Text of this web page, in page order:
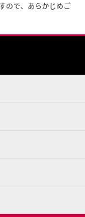
ので、あらかじめご